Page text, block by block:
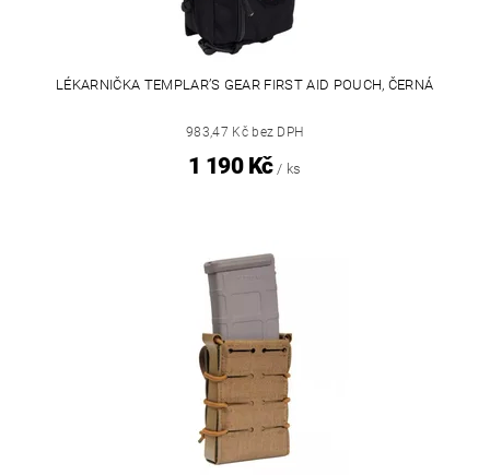
LÉKARNIČKA TEMPLAR’S GEAR FIRST AID POUCH, ČERNÁ
983,47 Kč bez DPH
1 190 Kč / ks